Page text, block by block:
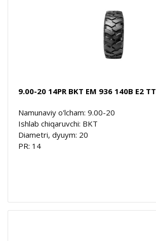
9.00-20 14PR BKT EM 936 140B E2 TT
Namunaviy o'lcham: 9.00-20
Ishlab chiqaruvchi: BKT
Diametri, dyuym: 20
PR: 14